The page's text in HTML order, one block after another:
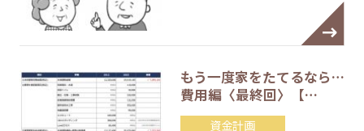
もう一度家をたてるなら…
費用編〈最終回〉【…
資金計画